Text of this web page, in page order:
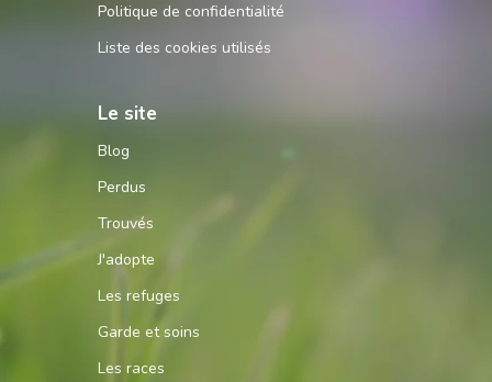
Politique de confidentialité
Liste des cookies utilisés
Le site
Blog
Perdus
Trouvés
J'adopte
Les refuges
Garde et soins
Les races